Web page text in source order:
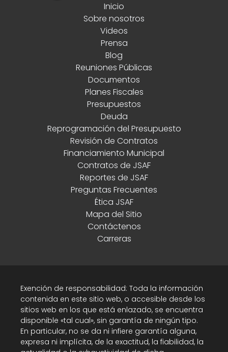
Inicio
Sobre nosotros
Videos
Prensa
Blog
Reuniones Públicas
Documentos
Planes Fiscales
Presupuestos
Deuda
Reprogramación del Presupuesto
Revisión de Contratos
Financiamiento Municipal
Contratos de JSAF
Reportes de JSAF
Preguntas Frecuentes
Ética JSAF
Mapa del Sitio
Contáctenos
Carreras
Exención de responsabilidad: Toda la información
contenida en este sitio web, o accesible desde los
sitios web en los que está enlazado, se encuentra
disponible «tal cual», sin garantía de ningún tipo.
En particular, no se da ni infiere garantía alguna,
expresa ni implícita, de la exactitud, la fiabilidad, la